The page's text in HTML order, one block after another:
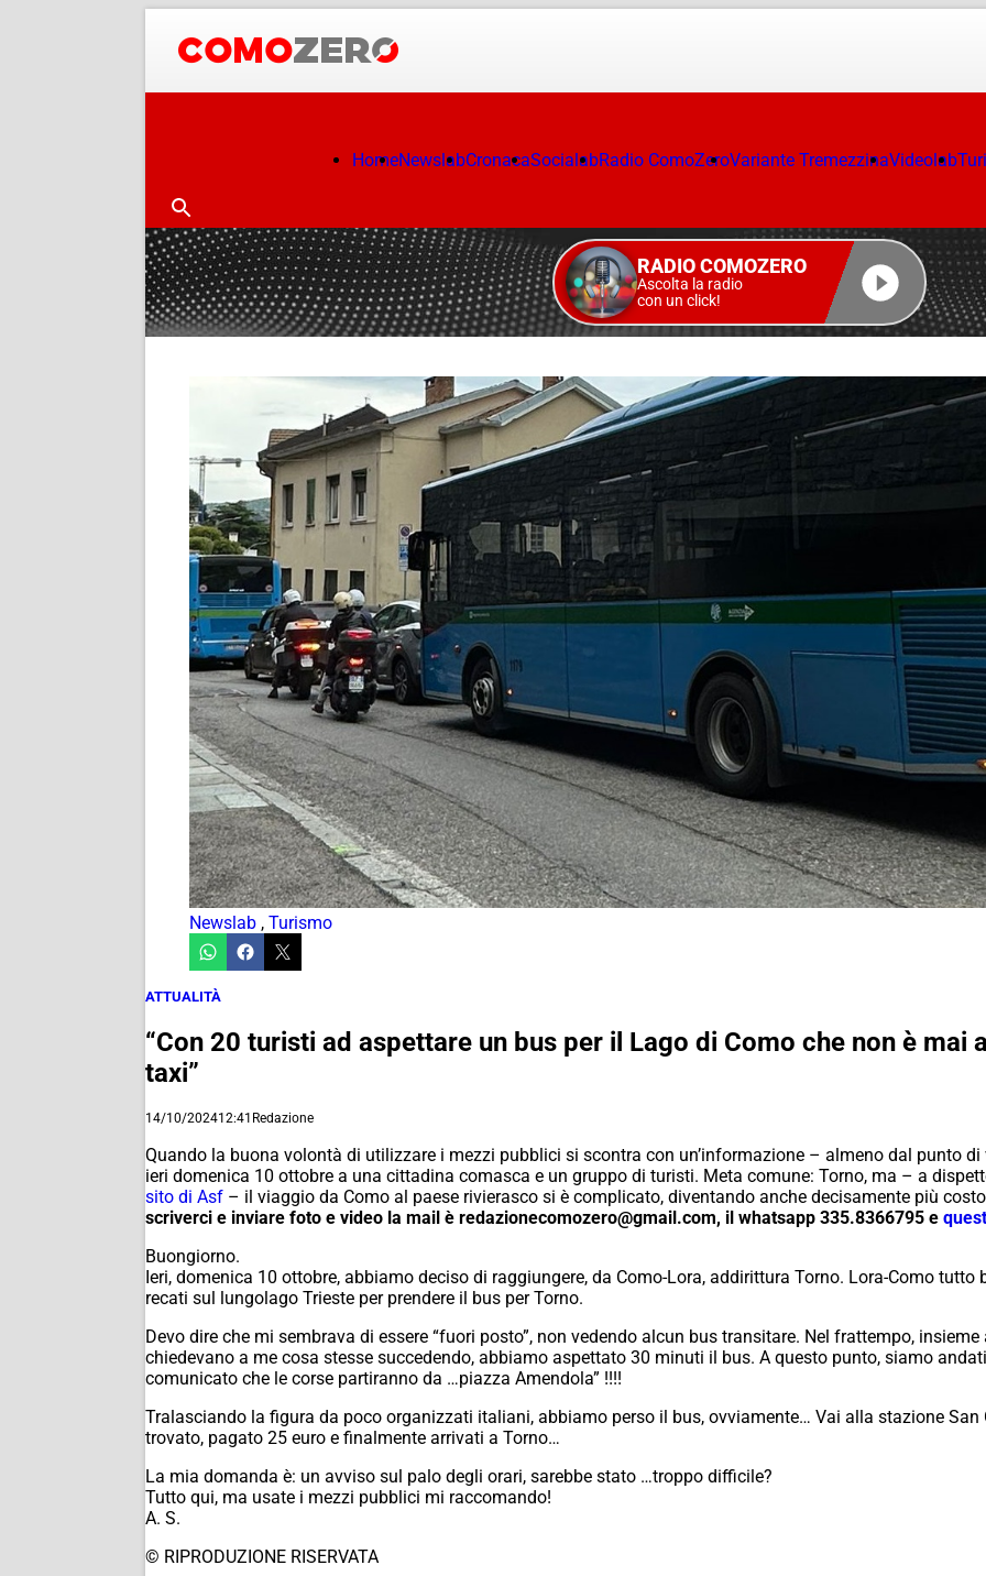
HomeNewslabCronacaSocialabRadio ComoZeroVariante TremezzinaVideolab
RADIO COMOZERO
Ascolta la radio
con un click!
Newslab , Turismo
ATTUALITÀ
“Con 20 turisti ad aspettare un bus per il Lago di Como che non è mai
taxi”
14/10/202412:41 Redazione
Quando la buona volontà di utilizzare i mezzi pubblici si scontra con un’informazione – almeno dal punto di
ieri domenica 10 ottobre a una cittadina comasca e un gruppo di turisti. Meta comune: Torno, ma – a
sito di Asf – il viaggio da Como al paese rivierasco si è complicato, diventando anche decisamente più
scriverci e inviare foto e video la mail è redazionecomozero@gmail.com, il whatsapp 335.8366795 e
Buongiorno.
Ieri, domenica 10 ottobre, abbiamo deciso di raggiungere, da Como-Lora, addirittura Torno. Lora-Como tutto
recati sul lungolago Trieste per prendere il bus per Torno.
Devo dire che mi sembrava di essere “fuori posto”, non vedendo alcun bus transitare. Nel frattempo,
chiedevano a me cosa stesse succedendo, abbiamo aspettato 30 minuti il bus. A questo punto, siamo
comunicato che le corse partiranno da …piazza Amendola” !!!!
Tralasciando la figura da poco organizzati italiani, abbiamo perso il bus, ovviamente… Vai alla stazione San
trovato, pagato 25 euro e finalmente arrivati a Torno…
La mia domanda è: un avviso sul palo degli orari, sarebbe stato …troppo difficile?
Tutto qui, ma usate i mezzi pubblici mi raccomando!
A. S.
© RIPRODUZIONE RISERVATA